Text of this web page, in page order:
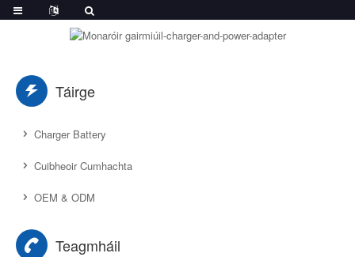
Táirge
Charger Battery
Cuibheoir Cumhachta
OEM & ODM
Teagmháil